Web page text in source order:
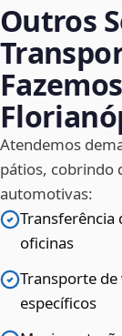
Outros
Atendemos
pátios, cobrindo
automotivas:
Transferência
oficinas
Transporte
específicos